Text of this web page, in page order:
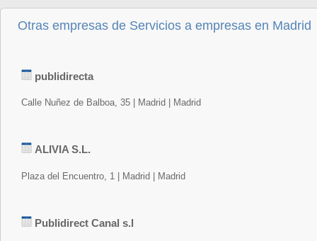
Otras empresas de Servicios a empresas en Madrid
publidirecta
Calle Nuñez de Balboa, 35 | Madrid | Madrid
ALIVIA S.L.
Plaza del Encuentro, 1 | Madrid | Madrid
Publidirect Canal s.l